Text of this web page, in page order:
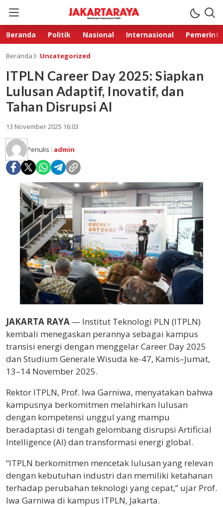
Beranda Politik Nasional Internasional
Beranda Uncategorized
ITPLN Career Day 2025: Siapkan
Lulusan Adaptif, Inovatif, dan
Tahan Disrupsi AI
13 November 2025 16:03
Penulis : admin
JAKARTA RAYA — Institut Teknologi PLN (ITPLN)
kembali menegaskan perannya sebagai kampus
transisi energi dengan menggelar Career Day 2025
dan Studium Generale Wisuda ke-47, Kamis–Jumat,
13–14 November 2025.
Rektor ITPLN, Prof. Iwa Garniwa, menyatakan bahwa
kampusnya berkomitmen melahirkan lulusan
dengan kompetensi unggul yang mampu
beradaptasi di tengah gelombang disrupsi Artificial
Intelligence (AI) dan transformasi energi global.
“ITPLN berkomitmen mencetak lulusan yang relevan
dengan kebutuhan industri dan memiliki ketahanan
terhadap perubahan teknologi yang cepat,” ujar Prof.
Iwa Garniwa di kampus ITPLN, Jakarta.